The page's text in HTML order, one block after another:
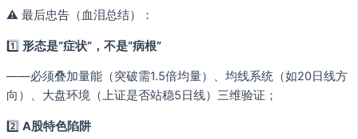
⚠️ 最后忠告（血泪总结）：
1️⃣ 形态是“症状”，不是“病根”
——必须叠加量能（突破需1.5倍均量）、均线系统（如20日线方
向）、大盘环境（上证是否站稳5日线）三维验证；
2️⃣ A股特色陷阱